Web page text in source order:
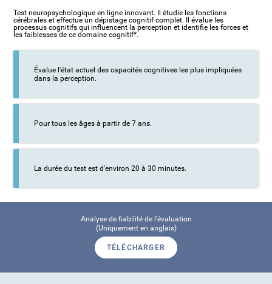
Test neuropsychologique en ligne innovant. Il étudie les fonctions
cérébrales et effectue un dépistage cognitif complet. Il évalue les
processus cognitifs qui influencent la perception et identifie les forces et
les faiblesses de ce domaine cognitif*.
Évalue l'état actuel des capacités cognitives les plus impliquées
dans la perception.
Pour tous les âges à partir de 7 ans.
La durée du test est d'environ 20 à 30 minutes.
Analyse de fiabilité de l'évaluation
(Uniquement en anglais)
TÉLÉCHARGER